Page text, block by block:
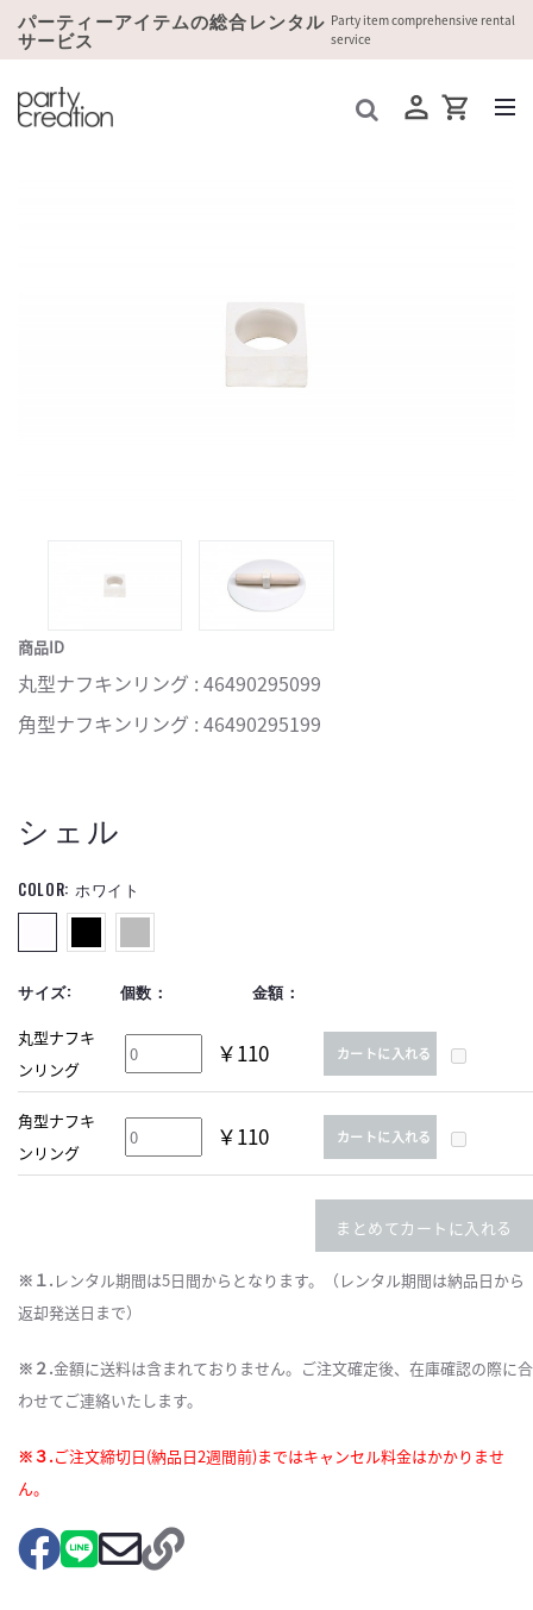
パーティーアイテムの総合レンタル
サービス
Party item comprehensive rental
service
商品ID
丸型ナフキンリング : 46490295099
角型ナフキンリング : 46490295199
シェル
COLOR: ホワイト
サイズ: 個数： 金額：
丸型ナフキ
ンリング
￥110 カートに入れる
角型ナフキ
ンリング
￥110 カートに入れる
まとめてカートに入れる
※１. レンタル期間は5日間からとなります。（レンタル期間は納品日から
返却発送日まで）
※２.金額に送料は含まれておりません。ご注文確定後、在庫確認の際に合
わせてご連絡いたします。
※３.ご注文締切日(納品日2週間前)まではキャンセル料金はかかりませ
ん。